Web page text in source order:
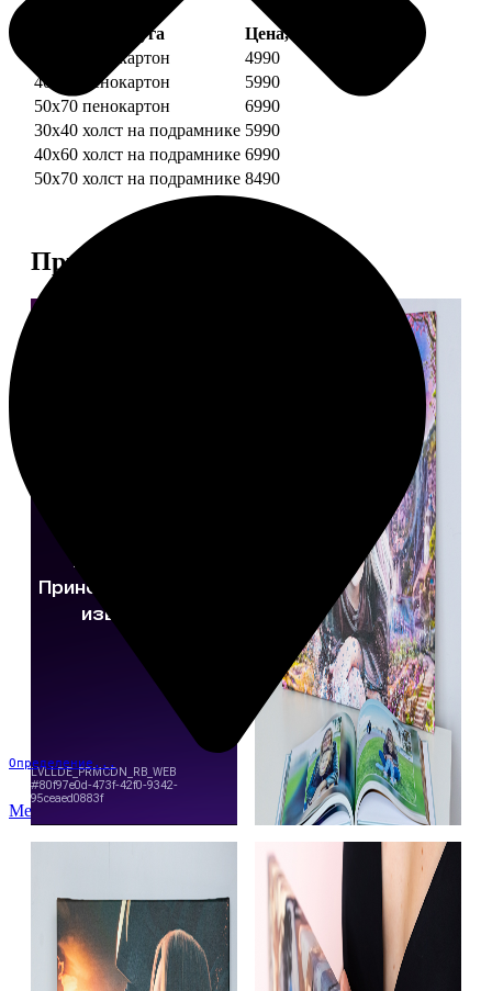
Определение...
Меню
Услуга
Цена, руб.
30х40 пенокартон
4990
40х60 пенокартон
5990
50х70 пенокартон
6990
30х40 холст на подрамнике 5990
40х60 холст на подрамнике 6990
50х70 холст на подрамнике 8490
Примеры работ